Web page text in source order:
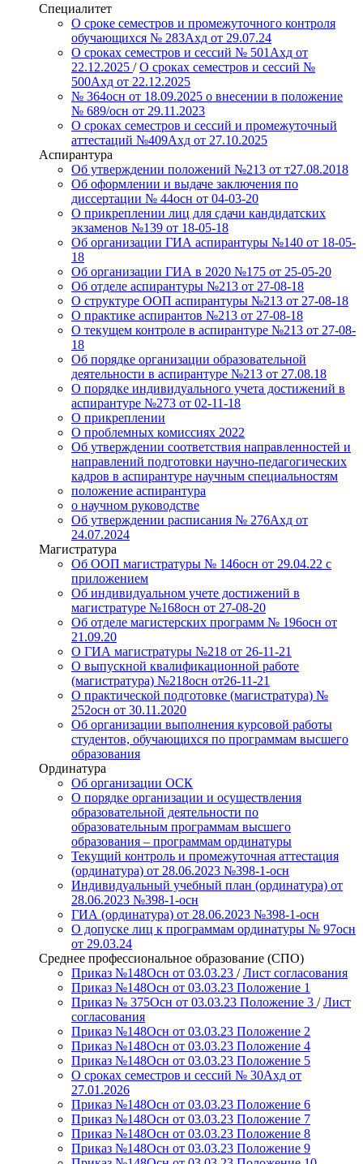
Специалитет
О сроке семестров и промежуточного контроля
обучающихся № 283Ахд от 29.07.24
О сроках семестров и сессий № 501Ахд от
22.12.2025 /О сроках семестров и сессий №
500Ахд от 22.12.2025
№ 364осн от 18.09.2025 о внесении в положение
№ 689/осн от 29.11.2023
О сроках семестров и сессий и промежуточный
аттестаций №409Ахд от 27.10.2025
Аспирантура
Об утверждении положений №213 от т27.08.2018
Об оформлении и выдаче заключения по
диссертации № 44осн от 04-03-20
О прикреплении лиц для сдачи кандидатских
экзаменов №139 от 18-05-18
Об организации ГИА аспирантуры №140 от 18-05-
18
Об организации ГИА в 2020 №175 от 25-05-20
Об отделе аспирантуры №213 от 27-08-18
О структуре ООП аспирантуры №213 от 27-08-18
О практике аспирантов №213 от 27-08-18
О текущем контроле в аспирантуре №213 от 27-08-
18
Об порядке организации образовательной
деятельности в аспирантуре №213 от 27.08.18
О порядке индивидуального учета достижений в
аспирантуре №273 от 02-11-18
О прикреплении
О проблемных комиссиях 2022
Об утверждении соответствия направленностей и
направлений подготовки научно-педагогических
кадров в аспирантуре научным специальностям
положение аспирантура
о научном руководстве
Об утверждении расписания № 276Ахд от
24.07.2024
Магистратура
Об ООП магистратуры № 146осн от 29.04.22 с
приложением
Об индивидуальном учете достижений в
магистратуре №168осн от 27-08-20
Об отделе магистерских программ № 196осн от
21.09.20
О ГИА магистратуры №218 от 26-11-21
О выпускной квалификационной работе
(магистратура) №218осн от26-11-21
О практической подготовке (магистратура) №
252осн от 30.11.2020
Об организации выполнения курсовой работы
студентов, обучающихся по программам высшего
образования
Ординатура
Об организации ОСК
О порядке организации и осуществления
образовательной деятельности по
образовательным программам высшего
образования – программам ординатуры
Текущий контроль и промежуточная аттестация
(ординатура) от 28.06.2023 №398-1-осн
Индивидуальный учебный план (ординатура) от
28.06.2023 №398-1-осн
ГИА (ординатура) от 28.06.2023 №398-1-осн
О допуске лиц к программам ординатуры № 97осн
от 29.03.24
Среднее профессиональное образование (СПО)
Приказ №148Осн от 03.03.23 /Лист согласования
Приказ №148Осн от 03.03.23 Положение 1
Приказ № 375Осн от 03.03.23 Положение 3 /Лист
согласования
Приказ №148Осн от 03.03.23 Положение 2
Приказ №148Осн от 03.03.23 Положение 4
Приказ №148Осн от 03.03.23 Положение 5
О сроках семестров и сессий № 30Ахд от
27.01.2026
Приказ №148Осн от 03.03.23 Положение 6
Приказ №148Осн от 03.03.23 Положение 7
Приказ №148Осн от 03.03.23 Положение 8
Приказ №148Осн от 03.03.23 Положение 9